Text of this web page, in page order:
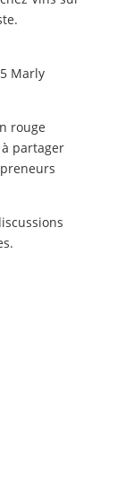
Marly
rouge
partager